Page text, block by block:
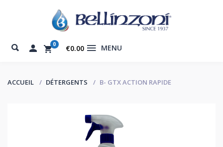
0 €0.00 MENU
ACCUEIL DÉTERGENTS B- GTX ACTION RAPIDE